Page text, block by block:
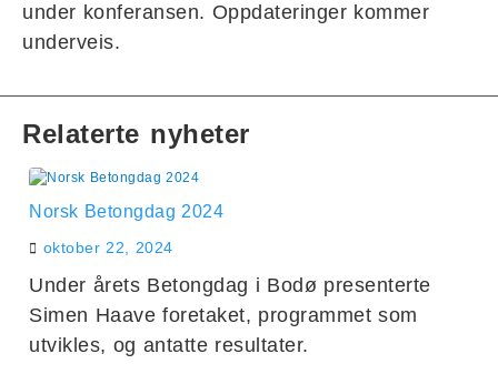
under konferansen. Oppdateringer kommer
underveis.
Relaterte nyheter
Norsk Betongdag 2024
oktober 22, 2024
Under årets Betongdag i Bodø presenterte
Simen Haave foretaket, programmet som
utvikles, og antatte resultater.